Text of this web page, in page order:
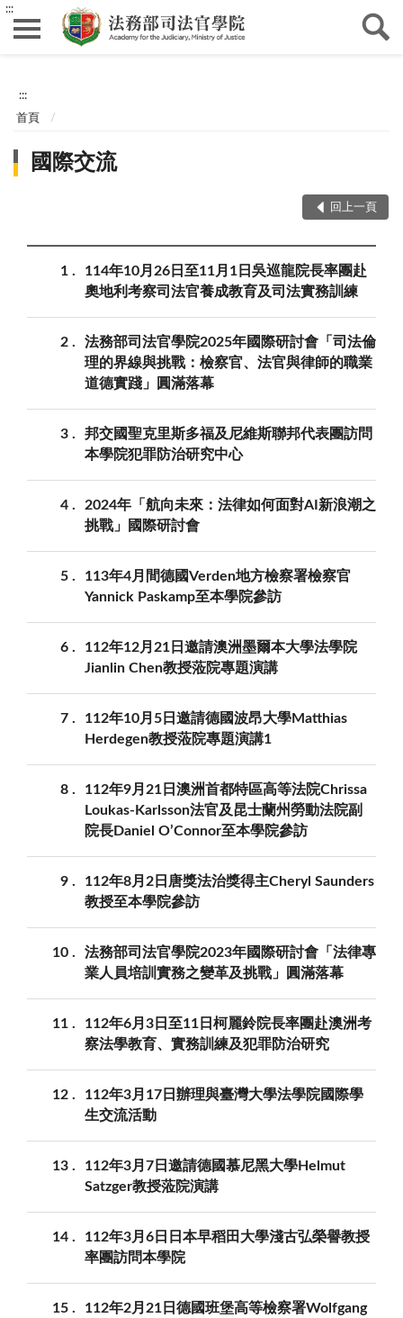
:::
:::
首頁
國際交流
回上一頁
1
114年10月26日至11月1日吳巡龍院長率團赴
奧地利考察司法官養成教育及司法實務訓練
2
法務部司法官學院2025年國際研討會「司法倫
理的界線與挑戰：檢察官、法官與律師的職業
道德實踐」圓滿落幕
3
邦交國聖克里斯多福及尼維斯聯邦代表團訪問
本學院犯罪防治研究中心
4
2024年「航向未來：法律如何面對AI新浪潮之
挑戰」國際研討會
5
113年4月間德國Verden地方檢察署檢察官
Yannick Paskamp至本學院參訪
6
112年12月21日邀請澳洲墨爾本大學法學院
Jianlin Chen教授蒞院專題演講
7
112年10月5日邀請德國波昂大學Matthias
Herdegen教授蒞院專題演講1
8
112年9月21日澳洲首都特區高等法院Chrissa
Loukas-Karlsson法官及昆士蘭州勞動法院副
院長Daniel O’Connor至本學院參訪
9
112年8月2日唐獎法治獎得主Cheryl Saunders
教授至本學院參訪
10
法務部司法官學院2023年國際研討會「法律專
業人員培訓實務之變革及挑戰」圓滿落幕
11
112年6月3日至11日柯麗鈴院長率團赴澳洲考
察法學教育、實務訓練及犯罪防治研究
12
112年3月17日辦理與臺灣大學法學院國際學
生交流活動
13
112年3月7日邀請德國慕尼黑大學Helmut
Satzger教授蒞院演講
14
112年3月6日日本早稻田大學淺古弘榮譽教授
率團訪問本學院
15
112年2月21日德國班堡高等檢察署Wolfgang